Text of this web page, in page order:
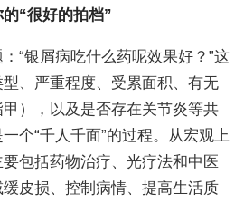
“很好的拍档”
“银屑病吃什么药呢效果好？”这
、严重程度、受累面积、有无
），以及是否存在关节炎等共
个“千人千面”的过程。从宏观上
包括药物治疗、光疗法和中医
皮损、控制病情、提高生活质